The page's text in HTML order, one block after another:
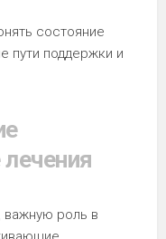
состояние
пути поддержки и
важную роль в